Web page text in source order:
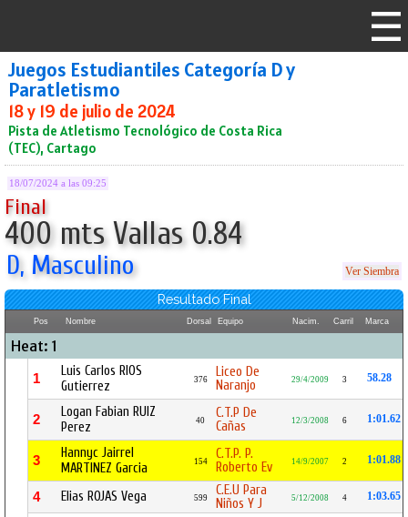
Juegos Estudiantiles Categoría D y
Paratletismo
18 y 19 de julio de 2024
Pista de Atletismo Tecnológico de Costa Rica
(TEC), Cartago
18/07/2024 a las 09:25
Final
400 mts Vallas 0.84
D, Masculino Ver Siembra
Resultado Final
Pos Nombre Dorsal Equipo Nacim. Carril Marca
Heat: 1
1
Luis Carlos RIOS
Gutierrez
376
Liceo De
Naranjo
29/4/2009 3 58.28
2
Logan Fabian RUIZ
Perez
40
C.T.P De
Cañas
12/3/2008 6 1:01.62
3
Hannyc Jairrel
MARTINEZ Garcia
154
C.T.P. P.
Roberto Ev
14/9/2007 2 1:01.88
4 Elias ROJAS Vega 599
C.E.U Para
Niños Y J
5/12/2008 4 1:03.65